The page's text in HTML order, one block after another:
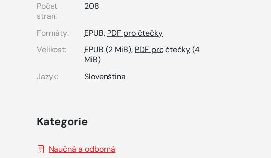
Počet
stran:
208
Formáty: EPUB,PDF pro čtečky
Velikost:
EPUB (2 MiB),PDF pro čtečky(4
MiB)
Jazyk:
Slovenština
Kategorie
Naučná a odborná